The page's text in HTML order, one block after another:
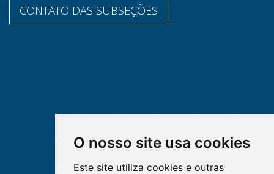
O nosso site usa cookies
Este site utiliza cookies e outras
CONTATO DAS SUBSEÇÕES